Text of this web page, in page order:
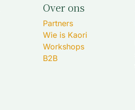
Over ons
Partners
Wie is Kaori
Workshops
B2B